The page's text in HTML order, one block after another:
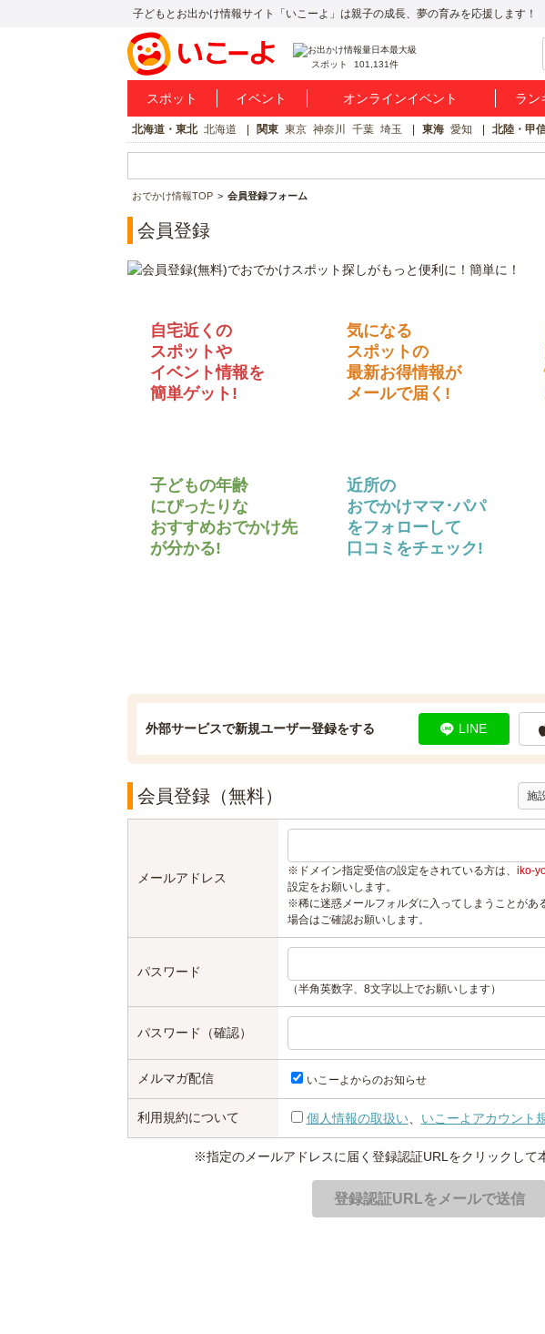
子どもとお出かけ情報サイト「いこーよ」は親子の成長、夢の育みを応援します！
スポット 101,131件
スポット イベント オンラインイベント ラン
北海道・東北 北海道 関東 東京 神奈川 千葉 埼玉 東海 愛知 北陸・甲
おでかけ情報TOP 会員登録フォーム
会員登録
自宅近くの
スポットや
イベント情報を
簡単ゲット!
気になる
スポットの
最新お得情報が
メールで届く!
子どもの年齢
にぴったりな
おすすめおでかけ先
が分かる!
近所の
おでかけママ･パパ
をフォローして
口コミをチェック!
外部サービスで新規ユーザー登録をする LINE
会員登録（無料） 施
メールアドレス ※ドメイン指定受信の設定をされている方は、 iko-
設定をお願いします。
※稀に迷惑メールフォルダに入ってしまうことがあ
場合はご確認お願いします。
パスワード
（半角英数字、8文字以上でお願いします）
パスワード（確認）
メルマガ配信 いこーよからのお知らせ
利用規約について 個人情報の取扱い、 いこーよアカウント
※指定のメールアドレスに届く登録認証URLをクリックして